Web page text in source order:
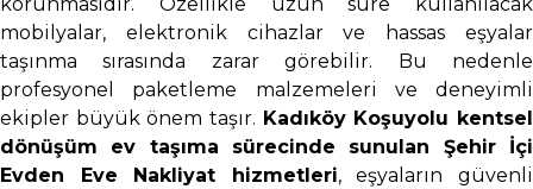
mobilyalar, elektronik cihazlar ve hassas eşyalar
taşınma sırasında zarar görebilir. Bu nedenle
profesyonel paketleme malzemeleri ve deneyimli
ekipler büyük önem taşır. Kadıköy Koşuyolu kentsel
dönüşüm ev taşıma sürecinde sunulan Şehir İçi
Evden Eve Nakliyat hizmetleri, eşyaların güvenli